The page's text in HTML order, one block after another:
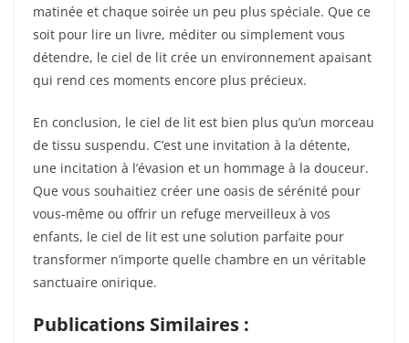
matinée et chaque soirée un peu plus spéciale. Que ce
soit pour lire un livre, méditer ou simplement vous
détendre, le ciel de lit crée un environnement apaisant
qui rend ces moments encore plus précieux.
En conclusion, le ciel de lit est bien plus qu’un morceau
de tissu suspendu. C’est une invitation à la détente,
une incitation à l’évasion et un hommage à la douceur.
Que vous souhaitiez créer une oasis de sérénité pour
vous-même ou offrir un refuge merveilleux à vos
enfants, le ciel de lit est une solution parfaite pour
transformer n’importe quelle chambre en un véritable
sanctuaire onirique.
Publications Similaires :